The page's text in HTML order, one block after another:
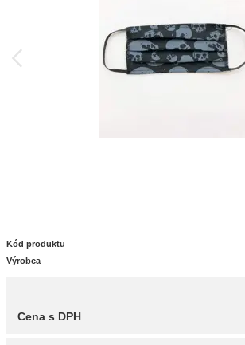
Kód produktu
Výrobca
Cena s DPH